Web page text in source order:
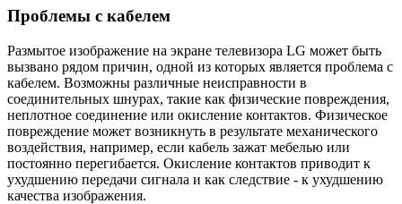
Проблемы с кабелем
Размытое изображение на экране телевизора LG может быть
вызвано рядом причин, одной из которых является проблема с
кабелем. Возможны различные неисправности в
соединительных шнурах, такие как физические повреждения,
неплотное соединение или окисление контактов. Физическое
повреждение может возникнуть в результате механического
воздействия, например, если кабель зажат мебелью или
постоянно перегибается. Окисление контактов приводит к
ухудшению передачи сигнала и как следствие - к ухудшению
качества изображения.